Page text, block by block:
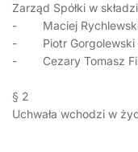
Zarząd Spółki w
- Maciej Rychlewski
- Piotr Gorgolewski –
- Cezary Tomasz
§ 2
Uchwała wchodzi w